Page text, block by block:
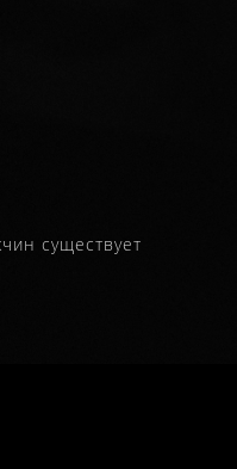
существует